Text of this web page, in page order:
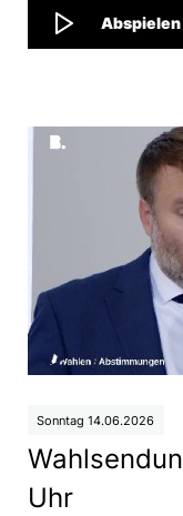
Abspielen
Sonntag 14.06.2026
Uhr